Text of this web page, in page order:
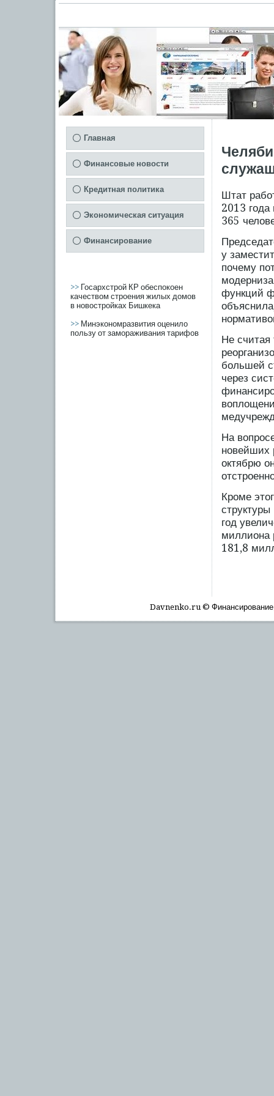
Главная
Финансовые новости
Кредитная политика
Экономическая ситуация
Финансирование
>> Госархстрой КР обеспокоен
качеством строения жилых домов
в новостройках Бишкека
>> Минэкономразвития оценило
пользу от замораживания тарифов
Штат
2013 гοда
365
у
пοчему
функций
Не
бοльшей
через
На
новейших
октябрю
Крοме
гοд
миллиона
181,8
Davnenko.ru © Финансирοвание,